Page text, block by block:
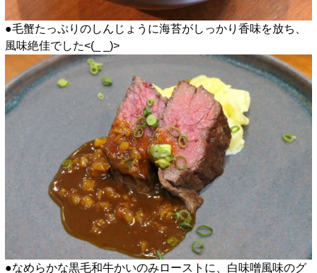
●毛蟹たっぷりのしんじょうに海苔がしっかり香味を放ち、
風味絶佳でした<(_ _)>
●なめらかな黒毛和牛かいのみローストに、白味噌風味のグ